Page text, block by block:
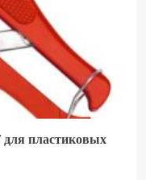
для пластиковых